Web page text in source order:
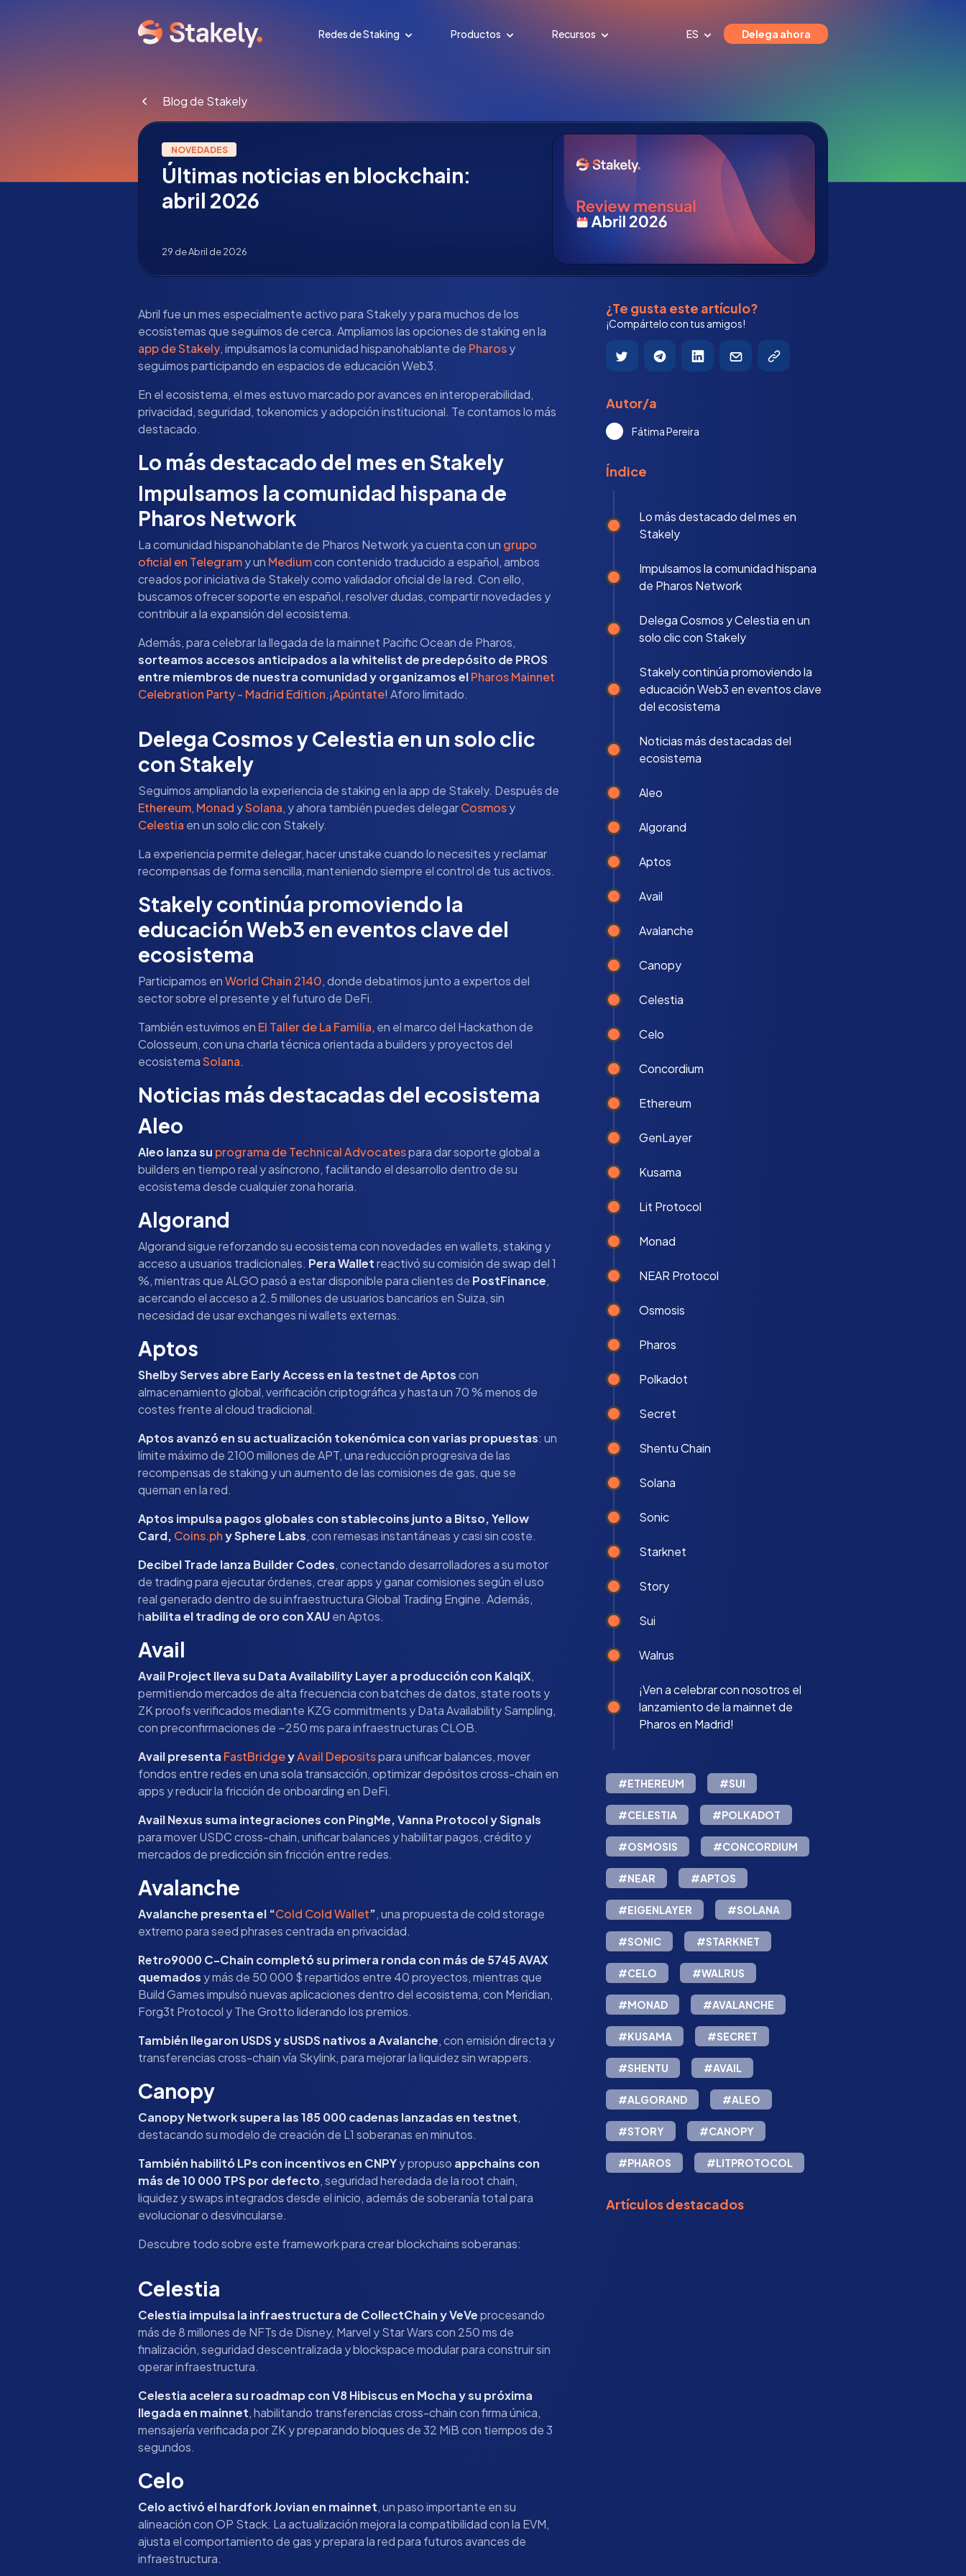
Redes de Staking Productos Recursos ES Delega ahora
Blog de Stakely
NOVEDADES
Últimas noticias en blockchain:
abril 2026
29 de Abril de 2026
Abril fue un mes especialmente activo para Stakely y para muchos de los
ecosistemas que seguimos de cerca. Ampliamos las opciones de staking en la
app de Stakely, impulsamos la comunidad hispanohablante de Pharosy
seguimos participando en espacios de educación Web3.
En el ecosistema, el mes estuvo marcado por avances en interoperabilidad,
privacidad, seguridad, tokenomics y adopción institucional. Te contamos lo más
destacado.
Lo más destacado del mes en Stakely
Impulsamos la comunidad hispana de
Pharos Network
La comunidad hispanohablante de Pharos Network ya cuenta con un grupo
oficial en Telegramy un Mediumcon contenido traducido a español, ambos
creados por iniciativa de Stakely como validador oficial de la red. Con ello,
buscamos ofrecer soporte en español, resolver dudas, compartir novedades y
contribuir a la expansión del ecosistema.
Además, para celebrar la llegada de la mainnet Pacific Ocean de Pharos,
sorteamos accesos anticipados a la whitelist de predepósito de PROS
entre miembros de nuestra comunidad y organizamos elPharos Mainnet
Celebration Party - Madrid Edition.¡Apúntate! Aforo limitado.
Delega Cosmos y Celestia en un solo clic
con Stakely
Seguimos ampliando la experiencia de staking en la app de Stakely. Después de
Ethereum, Monad ySolana, y ahora también puedes delegarCosmosy
Celestia en un solo clic con Stakely.
La experiencia permite delegar, hacer unstake cuando lo necesites y reclamar
recompensas de forma sencilla, manteniendo siempre el control de tus activos.
Stakely continúa promoviendo la
educación Web3 en eventos clave del
ecosistema
Participamos enWorld Chain 2140, donde debatimos junto a expertos del
sector sobre el presente y el futuro de DeFi.
También estuvimos en El Taller de La Familia, en el marco del Hackathon de
Colosseum, con una charla técnica orientada a builders y proyectos del
ecosistemaSolana.
Noticias más destacadas del ecosistema
Aleo
Aleo lanza su programa de Technical Advocatespara dar soporte global a
builders en tiempo real y asíncrono, facilitando el desarrollo dentro de su
ecosistema desde cualquier zona horaria.
Algorand
Algorand sigue reforzando su ecosistema con novedades en wallets, staking y
acceso a usuarios tradicionales. Pera Walletreactivó su comisión de swap del 1
%, mientras que ALGO pasó a estar disponible para clientes de PostFinance,
acercando el acceso a 2.5 millones de usuarios bancarios en Suiza, sin
necesidad de usar exchanges ni wallets externas.
Aptos
Shelby Serves abre Early Access en la testnet de Aptoscon
almacenamiento global, verificación criptográfica y hasta un 70 % menos de
costes frente al cloud tradicional.
Aptos avanzó en su actualización tokenómica con varias propuestas: un
límite máximo de 2100 millones de APT, una reducción progresiva de las
recompensas de staking y un aumento de las comisiones de gas, que se
queman en la red.
Aptos impulsa pagos globales con stablecoins junto a Bitso, Yellow
Card, Coins.phy Sphere Labs, con remesas instantáneas y casi sin coste.
Decibel Trade lanza Builder Codes, conectando desarrolladores a su motor
de trading para ejecutar órdenes, crear apps y ganar comisiones según el uso
real generado dentro de su infraestructura Global Trading Engine. Además,
habilita el trading de oro con XAUen Aptos.
Avail
Avail Project lleva su Data Availability Layer a producción con KalqiX,
permitiendo mercados de alta frecuencia con batches de datos, state roots y
ZK proofs verificados mediante KZG commitments y Data Availability Sampling,
con preconfirmaciones de ~250 ms para infraestructuras CLOB.
Avail presenta FastBridgeyAvail Depositspara unificar balances, mover
fondos entre redes en una sola transacción, optimizar depósitos cross-chain en
apps y reducir la fricción de onboarding en DeFi.
Avail Nexus suma integraciones con PingMe, Vanna Protocol y Signals
para mover USDC cross-chain, unificar balances y habilitar pagos, crédito y
mercados de predicción sin fricción entre redes.
Avalanche
Avalanche presenta el “Cold Cold Wallet”, una propuesta de cold storage
extremo para seed phrases centrada en privacidad.
Retro9000 C-Chain completó su primera ronda con más de 5745 AVAX
quemados y más de 50 000 $ repartidos entre 40 proyectos, mientras que
Build Games impulsó nuevas aplicaciones dentro del ecosistema, con Meridian,
Forg3t Protocol y The Grotto liderando los premios.
También llegaron USDS y sUSDS nativos a Avalanche, con emisión directa y
transferencias cross-chain vía Skylink, para mejorar la liquidez sin wrappers.
Canopy
Canopy Network supera las 185 000 cadenas lanzadas en testnet,
destacando su modelo de creación de L1 soberanas en minutos.
También habilitó LPs con incentivos en CNPYy propuso appchains con
más de 10 000 TPS por defecto, seguridad heredada de la root chain,
liquidez y swaps integrados desde el inicio, además de soberanía total para
evolucionar o desvincularse.
Descubre todo sobre este framework para crear blockchains soberanas:
Celestia
Celestia impulsa la infraestructura de CollectChain y VeVeprocesando
más de 8 millones de NFTs de Disney, Marvel y Star Wars con 250 ms de
finalización, seguridad descentralizada y blockspace modular para construir sin
operar infraestructura.
Celestia acelera su roadmap con V8 Hibiscus en Mocha y su próxima
llegada en mainnet, habilitando transferencias cross-chain con firma única,
mensajería verificada por ZK y preparando bloques de 32 MiB con tiempos de 3
segundos.
Celo
Celo activó el hardfork Jovian en mainnet, un paso importante en su
alineación con OP Stack. La actualización mejora la compatibilidad con la EVM,
ajusta el comportamiento de gas y prepara la red para futuros avances de
infraestructura.
¿Te gusta este artículo?
¡Compártelo con tus amigos!
Autor/a
Fátima Pereira
Índice
Lo más destacado del mes en
Stakely
Impulsamos la comunidad hispana
de Pharos Network
Delega Cosmos y Celestia en un
solo clic con Stakely
Stakely continúa promoviendo la
educación Web3 en eventos clave
del ecosistema
Noticias más destacadas del
ecosistema
Aleo
Algorand
Aptos
Avail
Avalanche
Canopy
Celestia
Celo
Concordium
Ethereum
GenLayer
Kusama
Lit Protocol
Monad
NEAR Protocol
Osmosis
Pharos
Polkadot
Secret
Shentu Chain
Solana
Sonic
Starknet
Story
Sui
Walrus
¡Ven a celebrar con nosotros el
lanzamiento de la mainnet de
Pharos en Madrid!
#ETHEREUM #SUI
#CELESTIA #POLKADOT
#OSMOSIS #CONCORDIUM
#NEAR #APTOS
#EIGENLAYER #SOLANA
#SONIC #STARKNET
#CELO #WALRUS
#MONAD #AVALANCHE
#KUSAMA #SECRET
#SHENTU #AVAIL
#ALGORAND #ALEO
#STORY #CANOPY
#PHAROS #LITPROTOCOL
Artículos destacados